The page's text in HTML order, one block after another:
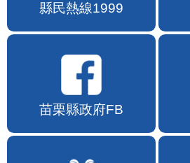
縣民熱線1999
苗栗縣政府FB